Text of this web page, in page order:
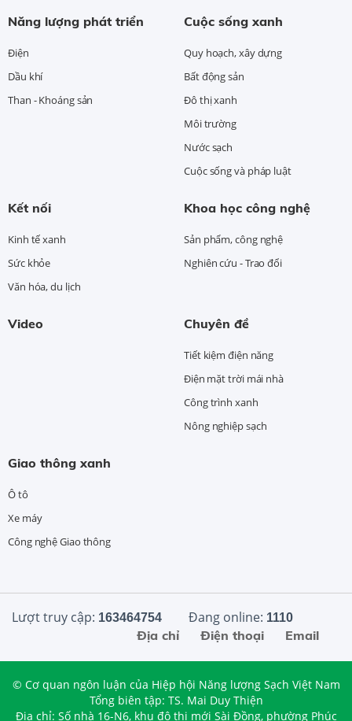
Năng lượng phát triển
Điện
Dầu khí
Than - Khoáng sản
Cuộc sống xanh
Quy hoạch, xây dựng
Bất động sản
Đô thị xanh
Môi trường
Nước sạch
Cuộc sống và pháp luật
Kết nối
Kinh tế xanh
Sức khỏe
Văn hóa, du lịch
Khoa học công nghệ
Sản phẩm, công nghệ
Nghiên cứu - Trao đổi
Video Chuyên đề
Tiết kiệm điện năng
Điện mặt trời mái nhà
Công trình xanh
Nông nghiệp sạch
Giao thông xanh
Ô tô
Xe máy
Công nghệ Giao thông
Lượt truy cập: 163464754 Đang online: 1110
Email
Điện thoại
Địa chỉ
© Cơ quan ngôn luận của Hiệp hội Năng lượng Sạch Việt Nam
Tổng biên tập: TS. Mai Duy Thiện
Địa chỉ: Số nhà 16-N6, khu đô thị mới Sài Đồng, phường Phúc